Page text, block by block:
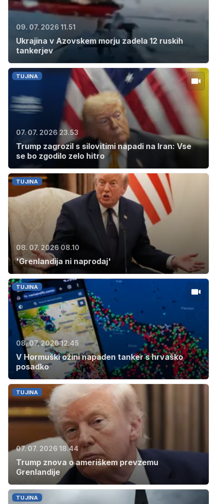
09. 07. 2026 11.51
Ukrajina v Azovskem morju zadela 12 ruskih
tankerjev
TUJINA
07. 07. 2026 23.53
Trump zagrozil s silovitimi napadi na Iran: Vse
se bo zgodilo zelo hitro
TUJINA
08. 07. 2026 08.10
'Grenlandija ni naprodaj'
TUJINA
08. 07. 2026 12.45
V Hormuški ožini napaden tanker s hrvaško
posadko
TUJINA
07. 07. 2026 18.44
Trump znova o ameriškem prevzemu
Grenlandije
TUJINA